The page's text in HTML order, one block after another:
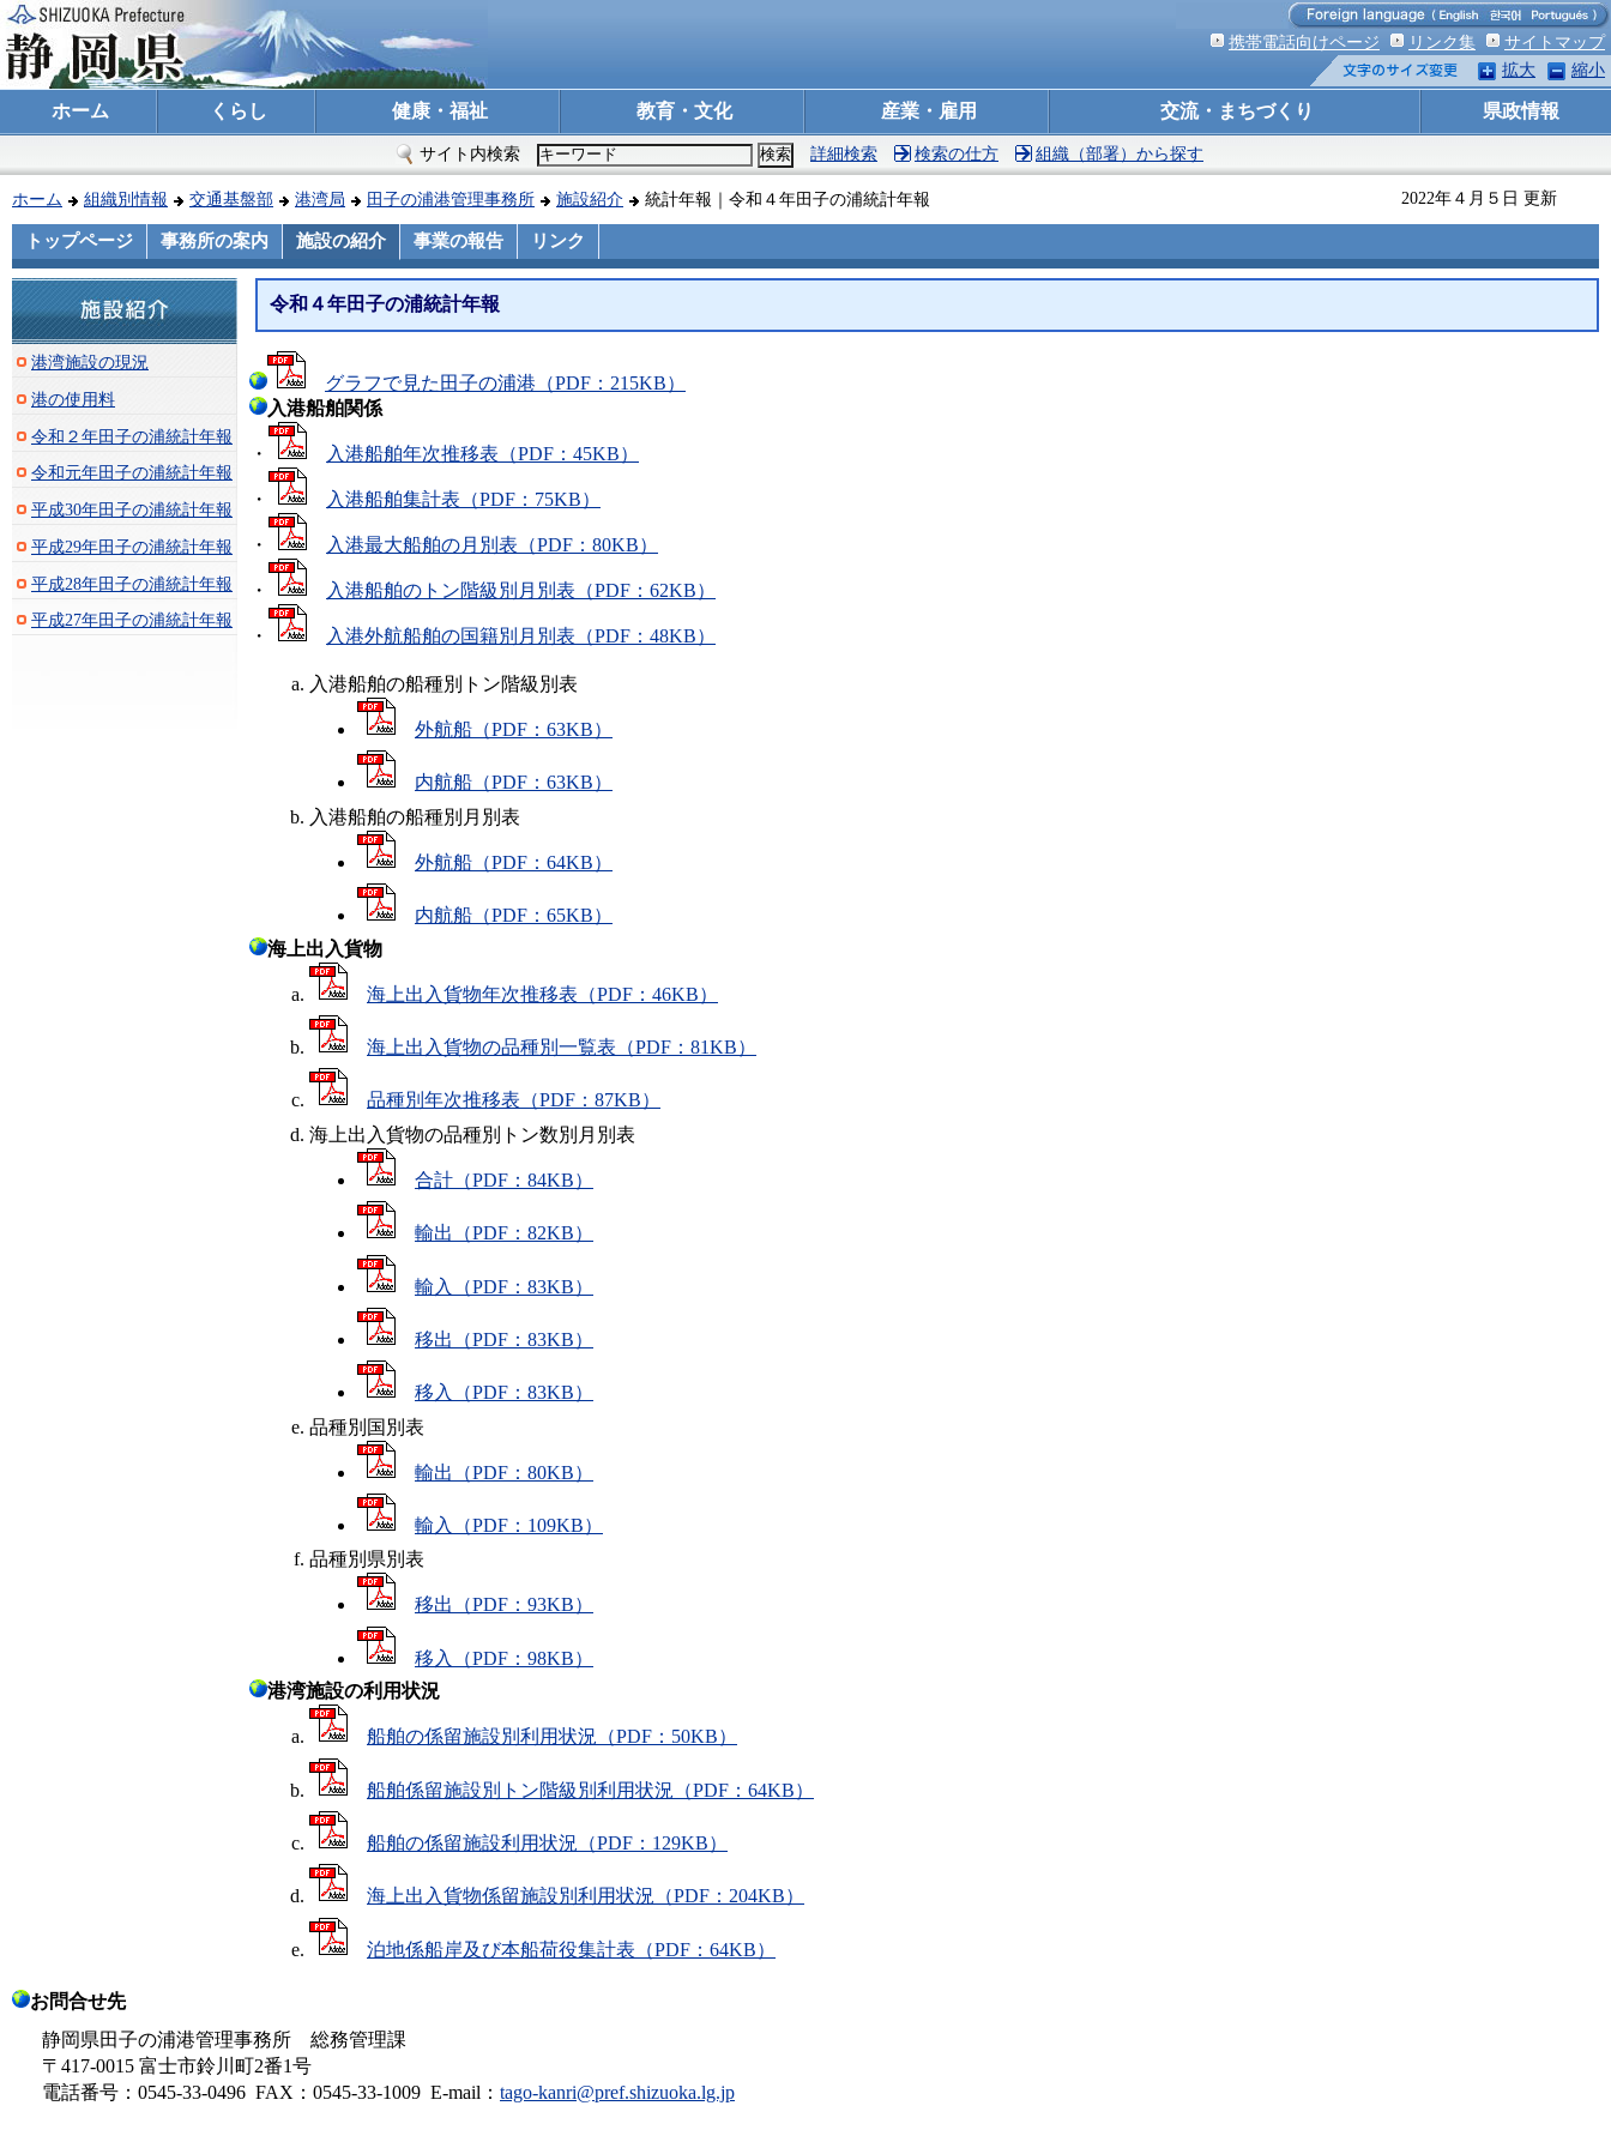
携帯電話向けページ リンク集
サイトマップ
拡大
縮小
ホーム くらし 健康・福祉 教育・文化 産業・雇用 交流・まちづくり 県政情報
サイト内検索 詳細検索 検索の仕方 組織（部署）から探す
ホーム 組織別情報 交通基盤部 港湾局 田子の浦港管理事務所 施設紹介 統計年報｜令和４年田子の浦統計年報 2022年４月５日 更新
トップページ 事務所の案内 施設の紹介 事業の報告 リンク
港湾施設の現況
港の使用料
令和２年田子の浦統計年報
令和元年田子の浦統計年報
平成30年田子の浦統計年報
平成29年田子の浦統計年報
平成28年田子の浦統計年報
平成27年田子の浦統計年報
令和４年田子の浦統計年報
グラフで見た田子の浦港（PDF：215KB）
入港船舶関係
・ 入港船舶年次推移表（PDF：45KB）
・ 入港船舶集計表（PDF：75KB）
・ 入港最大船舶の月別表（PDF：80KB）
・ 入港船舶のトン階級別月別表（PDF：62KB）
・ 入港外航船舶の国籍別月別表（PDF：48KB）
入港船舶の船種別トン階級別表
外航船（PDF：63KB）
内航船（PDF：63KB）
入港船舶の船種別月別表
外航船（PDF：64KB）
内航船（PDF：65KB）
海上出入貨物
海上出入貨物年次推移表（PDF：46KB）
海上出入貨物の品種別一覧表（PDF：81KB）
品種別年次推移表（PDF：87KB）
海上出入貨物の品種別トン数別月別表
合計（PDF：84KB）
輸出（PDF：82KB）
輸入（PDF：83KB）
移出（PDF：83KB）
移入（PDF：83KB）
品種別国別表
輸出（PDF：80KB）
輸入（PDF：109KB）
品種別県別表
移出（PDF：93KB）
移入（PDF：98KB）
港湾施設の利用状況
船舶の係留施設別利用状況（PDF：50KB）
船舶係留施設別トン階級別利用状況（PDF：64KB）
船舶の係留施設利用状況（PDF：129KB）
海上出入貨物係留施設別利用状況（PDF：204KB）
泊地係船岸及び本船荷役集計表（PDF：64KB）
お問合せ先
静岡県田子の浦港管理事務所 総務管理課
〒417-0015 富士市鈴川町2番1号
電話番号：0545-33-0496 FAX：0545-33-1009 E-mail： tago-kanri@pref.shizuoka.lg.jp